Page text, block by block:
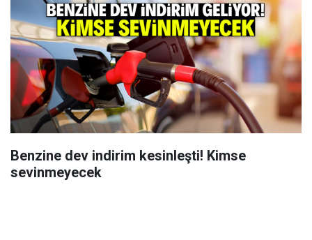
Benzine dev indirim kesinleşti! Kimse
sevinmeyecek